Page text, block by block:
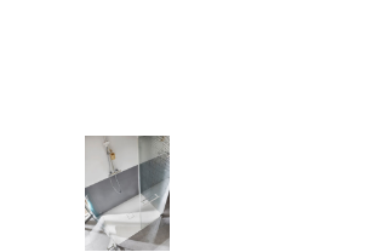
Sport, outdoor
Všechny kategorie